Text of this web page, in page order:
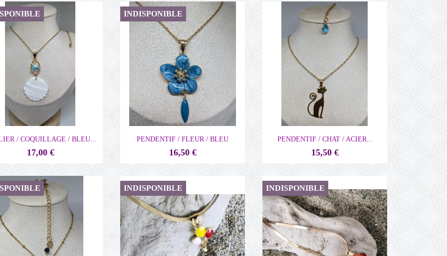
Aperçu rapide
/ COQUILLAGE / BLEU...
17,00 €
Aperçu rapide
PENDENTIF / FLEUR / BLEU
16,50 €
INDISPONIBLE
Aperçu rapide
PENDENTIF / CHAT / ACIER...
15,50 €
INDISPONIBLE INDISPONIBLE